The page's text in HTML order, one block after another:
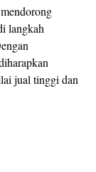
langkah
jual tinggi dan